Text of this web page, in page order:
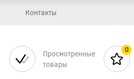
Контакты
Просмотренные
товары
0